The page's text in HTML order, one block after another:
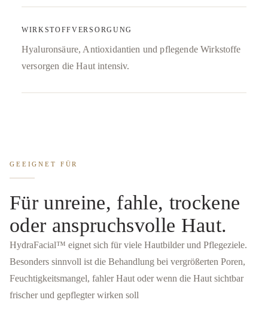
WIRKSTOFFVERSORGUNG
Hyaluronsäure, Antioxidantien und pflegende Wirkstoffe
versorgen die Haut intensiv.
GEEIGNET FÜR
Für unreine, fahle, trockene
oder anspruchsvolle Haut.
HydraFacial™ eignet sich für viele Hautbilder und Pflegeziele.
Besonders sinnvoll ist die Behandlung bei vergrößerten Poren,
Feuchtigkeitsmangel, fahler Haut oder wenn die Haut sichtbar
frischer und gepflegter wirken soll